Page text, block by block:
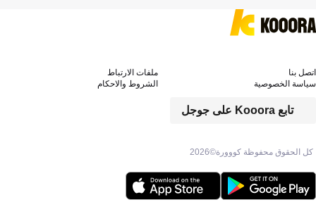
كل الحقوق محفوظة كووورة©2026
تابع Kooora على جوجل
اتصل بنا
ملفات الارتباط
سياسة الخصوصية
الشروط والاحكام